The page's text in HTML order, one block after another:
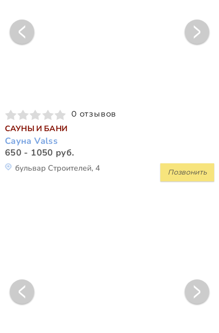
0 отзывов
САУНЫ И БАНИ
Сауна Valss
650 - 1050 руб.
Позвонить
бульвар Строителей, 4